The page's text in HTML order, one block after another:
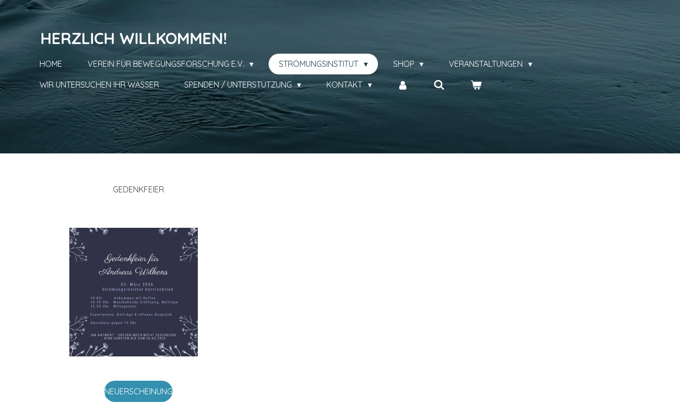
Zum
Hauptinhalt
HERZLICH WILLKOMMEN!
HOME VEREIN FÜR BEWEGUNGSFORSCHUNG E.V. STRÖMUNGSINSTITUT SHOP VERANSTALTUNGEN
WIR UNTERSUCHEN IHR WASSER SPENDEN / UNTERSTÜTZUNG KONTAKT
GEDENKFEIER
NEUERSCHEINUNG